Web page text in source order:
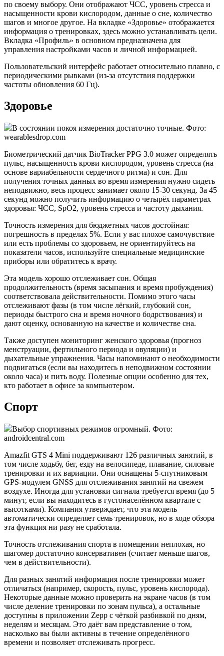
по своему выбору. Они отображают ЧСС, уровень стресса и
насыщенности крови кислородом, данные о сне, количество
шагов и многое другое. На вкладке «Здоровье» отображается
информация о тренировках, здесь можно устанавливать цели.
Вкладка «Профиль» в основном предназначена для
управления настройками часов и личной информацией.
Пользовательский интерфейс работает относительно плавно, с
периодическими рывками (из-за отсутствия поддержки
частоты обновления 60 Гц).
Здоровье
В состоянии покоя измерения достаточно точные. Фото:
wearablesdrop.com
Биометрический датчик BioTracker PPG 3.0 может определять
пульс, насыщенность крови кислородом, уровень стресса (на
основе вариабельности сердечного ритма) и сон. Для
получения точных данных во время измерения нужно сидеть
неподвижно, весь процесс занимает около 15-30 секунд. За 45
секунд можно получить информацию о четырёх параметрах
здоровья: ЧСС, SpO2, уровень стресса и частоту дыхания.
Точность измерения для бюджетных часов достойная:
погрешность в пределах 5%. Если у вас плохое самочувствие
или есть проблемы со здоровьем, не ориентируйтесь на
показатели часов, используйте специальные медицинские
приборы или обратитесь к врачу.
Эта модель хорошо отслеживает сон. Общая
продолжительность (время засыпания и время пробуждения)
соответствовала действительности. Помимо этого часы
отслеживают фазы (в том числе лёгкий, глубокий сон,
периоды быстрого сна и время ночного бодрствования) и
дают оценку, основанную на качестве и количестве сна.
Также доступен мониторинг женского здоровья (прогноз
менструации, фертильного периода и овуляции) и
дыхательные упражнения. Часы напоминают о необходимости
подвигаться (если вы находитесь в неподвижном состоянии
около часа) и пить воду. Полезные опции особенно для тех,
кто работает в офисе за компьютером.
Спорт
Выбор спортивных режимов огромный. Фото:
androidcentral.com
Amazfit GTS 4 Mini поддерживают 126 различных занятий, в
том числе ходьбу, бег, езду на велосипеде, плавание, силовые
тренировки и их вариации. Они оснащены 5-спутниковым
GPS-модулем GNSS для отслеживания занятий на свежем
воздухе. Иногда для установки сигнала требуется время (до 5
минут, если вы находитесь в густонаселённом квартале с
высотками). Компания утверждает, что эта модель
автоматически определяет семь тренировок, но в ходе обзора
эта функция ни разу не сработала.
Точность отслеживания спорта в помещении неплохая, но
шагомер достаточно консервативен (считает меньше шагов,
чем в действительности).
Для разных занятий информация после тренировки может
отличаться (например, скорость, пульс, уровень кислорода).
Некоторые данные можно проверить на экране часов (в том
числе деление тренировки по зонам пульса), а остальные
доступны в приложении Zepp с чёткой разбивкой по дням,
неделям и месяцам. Это даёт вам представление о том,
насколько вы были активны в течение определённого
времени и позволяет отслеживать прогресс.